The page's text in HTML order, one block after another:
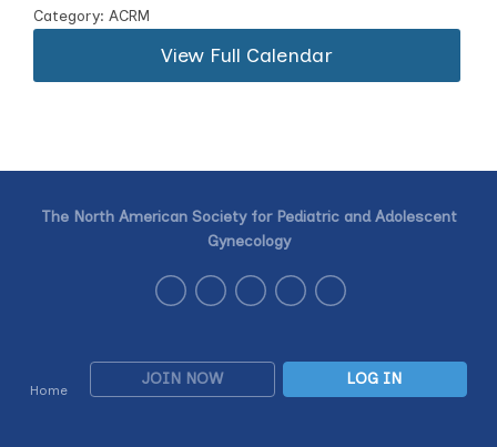
Category: ACRM
View Full Calendar
Home
JOIN NOW LOG IN
The North American Society for Pediatric and Adolescent
Gynecology